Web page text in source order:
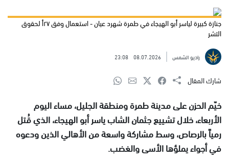
جنازة كبيرة لياسر أبو الهيجاء في طمرة شهرد عيان - استعمال وفق ٢٧أ لحقوق
التشر
راديو الشمس 08.07.2026
23:08
شارك المقال
خيّم الحزن على مدينة طمرة ومنطقة الجليل، مساء اليوم
الأربعاء، خلال تشييع جثمان الشاب ياسر أبو الهيجاء، الذي قُتل
رمياً بالرصاص، وسط مشاركة واسعة من الأهالي الذين ودعوه
في أجواء يملؤها الأسى والغضب.